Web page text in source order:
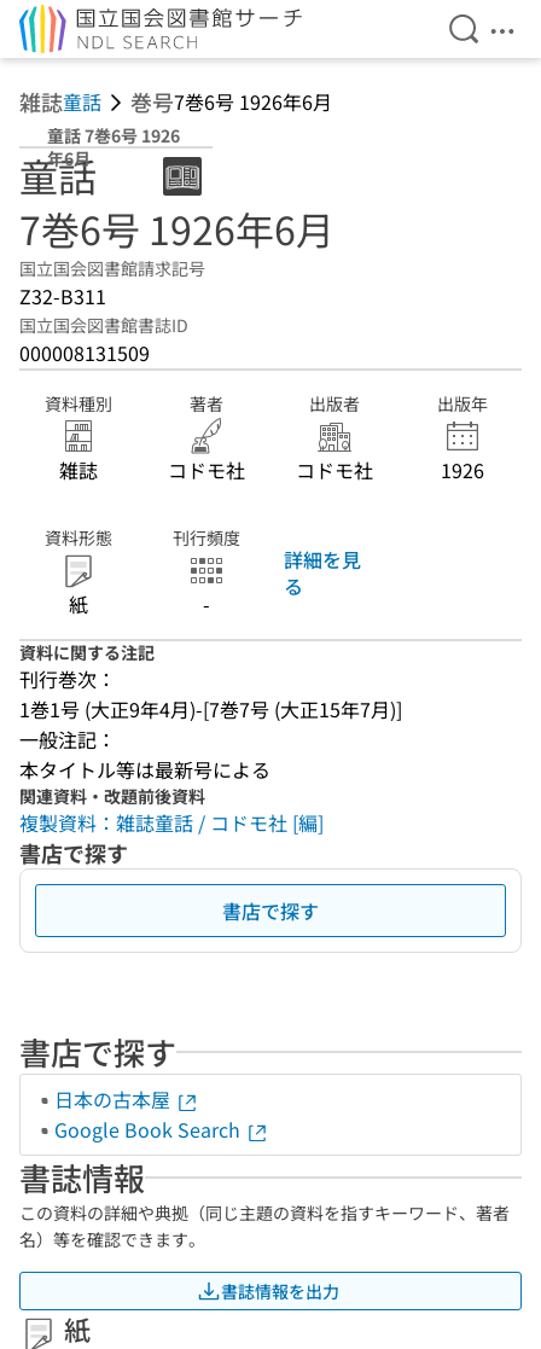
検索を
メ
雑誌童話 巻号7巻6号 1926年6月
童話 7巻6号 1926
年6月
童話
7巻6号 1926年6月
国立国会図書館請求記号
Z32-B311
国立国会図書館書誌ID
000008131509
資料種別
雑誌
著者
コドモ社
出版者
コドモ社
出版年
1926
資料形態
紙
刊行頻度
-
詳細を見
る
資料に関する注記
刊行巻次：
1巻1号 (大正9年4月)-[7巻7号 (大正15年7月)]
一般注記：
本タイトル等は最新号による
関連資料・改題前後資料
複製資料：雑誌童話 / コドモ社 [編]
書店で探す
書店で探す
書店で探す
日本の古本屋
Google Book Search
書誌情報
この資料の詳細や典拠（同じ主題の資料を指すキーワード、著者
名）等を確認できます。
書誌情報を出力
紙